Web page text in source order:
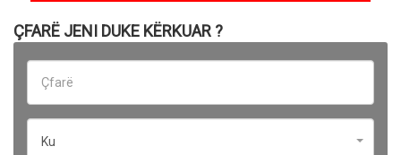
ÇFARË JENI DUKE KËRKUAR ?
Ku